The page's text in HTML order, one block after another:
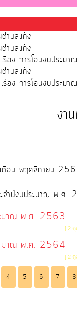
ำบลแก้ง
ำบลแก้ง
เรื่อง การโอนงบป
ำบลแก้ง
เรื่อง การโอนงบป
งา
เดือน พฤศจิกายน
ะจำปีงบประมาณ พ.ศ
ะมาณ พ.ศ. 2563
[ 2
ะมาณ พ.ศ. 2564
[ 2
4 5 6 7 8